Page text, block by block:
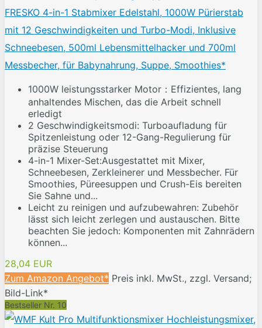
FRESKO 4-in-1 Stabmixer Edelstahl, 1000W Pürierstab
mit 12 Geschwindigkeiten und Turbo-Modi, Inklusive
Schneebesen, 500ml Lebensmittelhacker und 700ml
Messbecher, für Babynahrung, Suppe, Smoothies*
1000W leistungsstarker Motor：Effizientes, lang
anhaltendes Mischen, das die Arbeit schnell
erledigt
2 Geschwindigkeitsmodi: Turboaufladung für
Spitzenleistung oder 12-Gang-Regulierung für
präzise Steuerung
4-in-1 Mixer-Set:Ausgestattet mit Mixer,
Schneebesen, Zerkleinerer und Messbecher. Für
Smoothies, Püreesuppen und Crush-Eis bereiten
Sie Sahne und...
Leicht zu reinigen und aufzubewahren: Zubehör
lässt sich leicht zerlegen und austauschen. Bitte
beachten Sie jedoch: Komponenten mit Zahnrädern
können...
28,04 EUR
Zum Amazon Angebot* Preis inkl. MwSt., zzgl. Versand;
Bild-Link*
Bestseller Nr. 10